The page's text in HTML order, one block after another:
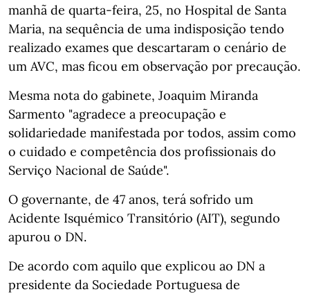
manhã de quarta-feira, 25, no Hospital de Santa
Maria, na sequência de uma indisposição tendo
realizado exames que descartaram o cenário de
um AVC, mas ficou em observação por precaução.
Mesma nota do gabinete, Joaquim Miranda
Sarmento "agradece a preocupação e
solidariedade manifestada por todos, assim como
o cuidado e competência dos profissionais do
Serviço Nacional de Saúde".
O governante, de 47 anos, terá sofrido um
Acidente Isquémico Transitório (AIT), segundo
apurou o DN.
De acordo com aquilo que explicou ao DN a
presidente da Sociedade Portuguesa de